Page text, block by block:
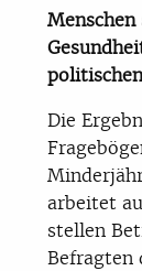
Die
arbeitet
stellen
Befragten